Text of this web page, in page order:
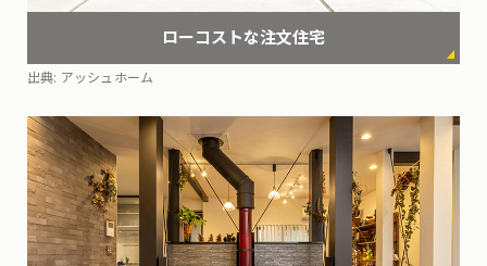
ローコストな注文住宅
出典: アッシュホーム